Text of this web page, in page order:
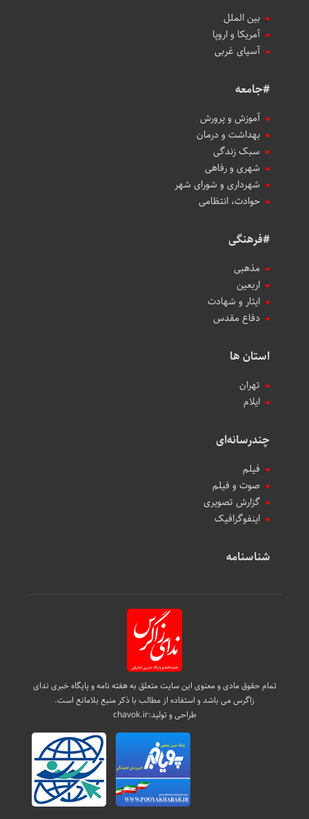
بین الملل
آمریکا و اروپا
آسیای غربی
#جامعه
آموزش و پرورش
بهداشت و درمان
سبک زندگی
شهری و رفاهی
شهرداری و شورای شهر
حوادث، انتظامی
#فرهنگی
مذهبی
اربعین
ایثار و شهادت
دفاع مقدس
استان ها
تهران
ایلام
چندرسانه‌ای
فیلم
صوت و فیلم
گزارش تصویری
اینفوگرافیک
شناسنامه
تمام حقوق مادی و معنوی این سایت متعلق به هفته نامه و پایگاه خبری ندای
زاگرس می باشد و استفاده از مطالب با ذکر منبع بلامانع است.
طراحی و تولید:chavok.ir